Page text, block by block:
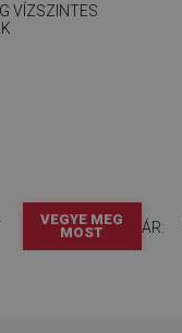
VÍZSZINTES
VEGYE MEG
MOST
ÁR: